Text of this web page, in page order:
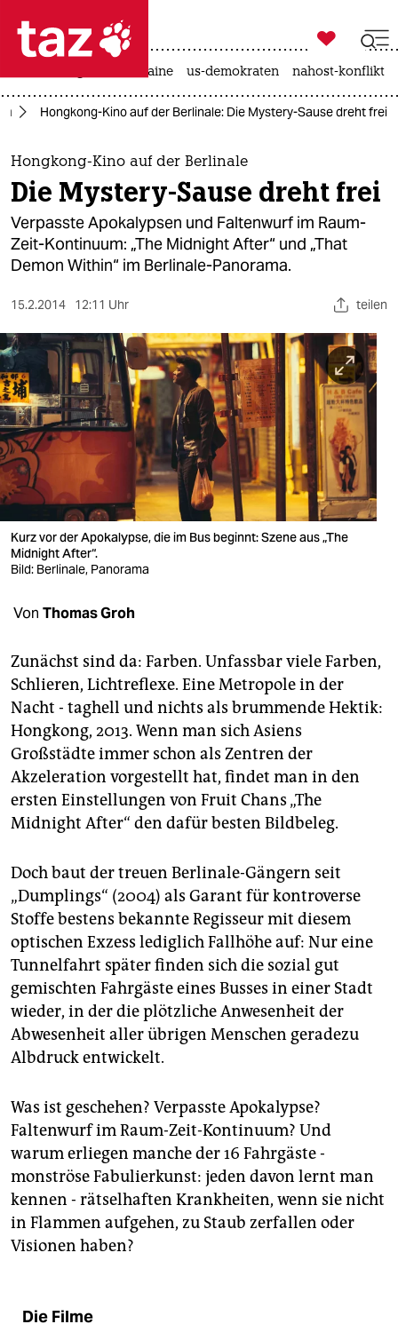
 taz zahl ich
taz zahl ich
themen
politik
öko
sport
berlin
nord
wahrheit
verlag
verlag
shop
fragen & hilfe
unterstützen
abo
genossenschaft
epaper login

taz zahl ich
krieg in der ukraine us-demokraten nahost-konflikt
Hongkong-Kino auf der Berlinale: Die Mystery-Sause dreht frei
Hongkong-Kino auf der Berlinale
Die Mystery-Sause dreht frei
Verpasste Apokalypsen und Faltenwurf im Raum-
Zeit-Kontinuum: „The Midnight After“ und „That
Demon Within“ im Berlinale-Panorama.
15.2.2014 12:11 Uhr teilen
Kurz vor der Apokalypse, die im Bus beginnt: Szene aus „The
Midnight After“.
Bild: Berlinale, Panorama
Von Thomas Groh
Zunächst sind da: Farben. Unfassbar viele Farben,
Schlieren, Lichtreflexe. Eine Metropole in der
Nacht - taghell und nichts als brummende Hektik:
Hongkong, 2013. Wenn man sich Asiens
Großstädte immer schon als Zentren der
Akzeleration vorgestellt hat, findet man in den
ersten Einstellungen von Fruit Chans „The
Midnight After“ den dafür besten Bildbeleg.
Doch baut der treuen Berlinale-Gängern seit
„Dumplings“ (2004) als Garant für kontroverse
Stoffe bestens bekannte Regisseur mit diesem
optischen Exzess lediglich Fallhöhe auf: Nur eine
Tunnelfahrt später finden sich die sozial gut
gemischten Fahrgäste eines Busses in einer Stadt
wieder, in der die plötzliche Anwesenheit der
Abwesenheit aller übrigen Menschen geradezu
Albdruck entwickelt.
Was ist geschehen? Verpasste Apokalypse?
Faltenwurf im Raum-Zeit-Kontinuum? Und
warum erliegen manche der 16 Fahrgäste -
monströse Fabulierkunst: jeden davon lernt man
kennen - rätselhaften Krankheiten, wenn sie nicht
in Flammen aufgehen, zu Staub zerfallen oder
Visionen haben?
Die Filme